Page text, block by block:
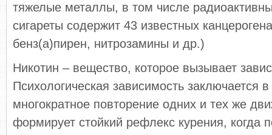
тяжелые металлы, в том числе
сигареты содержит 43 известных
бенз(а)пирен, нитрозамины и др.)
Никотин – вещество, которое вызывает
Психологическая зависимость заключается
многократное повторение одних и тех же
формирует стойкий рефлекс курения, когда